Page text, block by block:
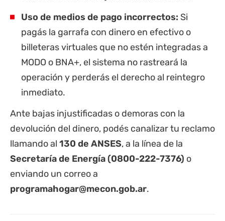
Uso de medios de pago incorrectos: Si
pagás la garrafa con dinero en efectivo o
billeteras virtuales que no estén integradas a
MODO o BNA+, el sistema no rastreará la
operación y perderás el derecho al reintegro
inmediato.
Ante bajas injustificadas o demoras con la
devolución del dinero, podés canalizar tu reclamo
llamando al 130 de ANSES, a la línea de la
Secretaría de Energía (0800-222-7376) o
enviando un correo a
programahogar@mecon.gob.ar.